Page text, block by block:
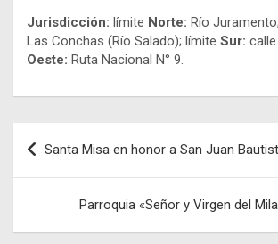
Jurisdicción: límite Norte: Río
Las Conchas (Río Salado); límite Sur:
Oeste: Ruta Nacional N° 9.
Navegación
de
entradas
Santa Misa en honor a San Juan
Parroquia «Señor y Virgen del